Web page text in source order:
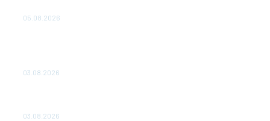
05.08.2026
03.08.2026
03.08.2026